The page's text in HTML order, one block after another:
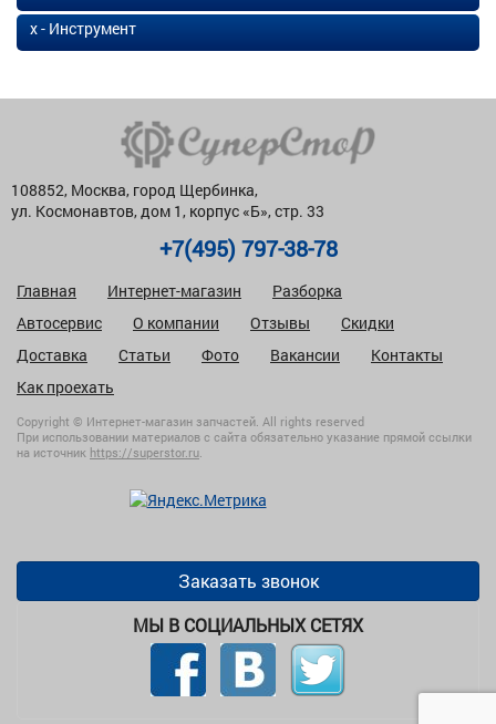
х - Инструмент
108852, Москва, город Щербинка,
ул. Космонавтов, дом 1, корпус «Б», стр. 33
+7(495) 797-38-78
Главная Интернет-магазин
Разборка
Автосервис
О компании Отзывы
Скидки
Доставка
Статьи Фото Вакансии
Контакты
Как проехать
Copyright © Интернет-магазин запчастей. All rights reserved
При использовании материалов с сайта обязательно указание прямой ссылки
на источник https://superstor.ru.
Заказать звонок
МЫ В СОЦИАЛЬНЫХ СЕТЯХ